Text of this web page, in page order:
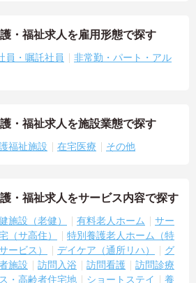
・福祉求人を雇用形態で探す
員・嘱託社員
非常勤・パート・アル
・福祉求人を施設業態で探す
福祉施設 在宅医療 その他
・福祉求人をサービス内容で探す
施設（老健） 有料老人ホーム
サー
（サ高住）
特別養護老人ホーム（特
ービス） デイケア（通所リハ）
グ
施設 訪問入浴 訪問看護
訪問診療
・高齢者住宅地 ショートステイ
養